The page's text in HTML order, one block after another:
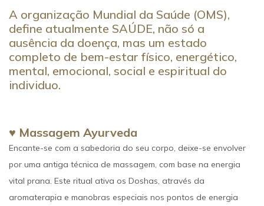
A organização Mundial da Saúde (OMS),
define atualmente SAÚDE, não só a
ausência da doença, mas um estado
completo de bem-estar físico, energético,
mental, emocional, social e espiritual do
individuo.
♥ Massagem Ayurveda
Encante-se com a sabedoria do seu corpo, deixe-se envolver
por uma antiga técnica de massagem, com base na energia
vital prana. Este ritual ativa os Doshas, através da
aromaterapia e manobras especiais nos pontos de energia